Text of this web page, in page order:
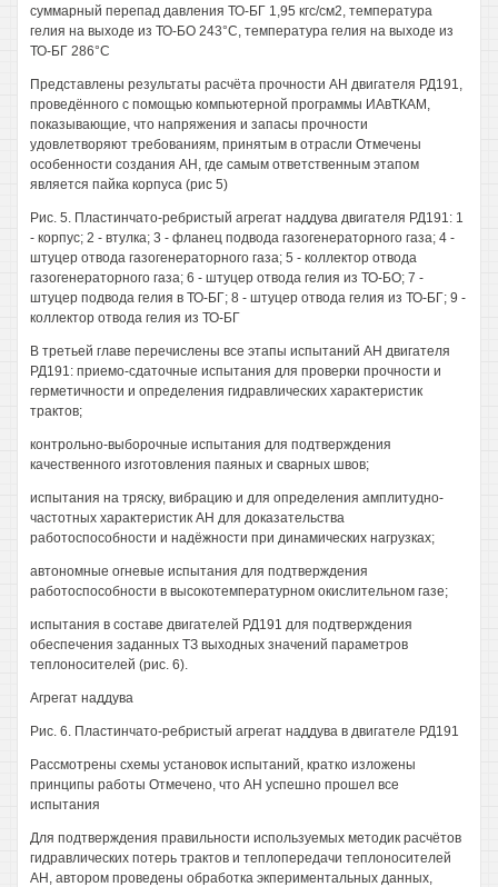
суммарный перепад давления ТО-БГ 1,95 кгс/см2, температура
гелия на выходе из ТО-БО 243°С, температура гелия на выходе из
ТО-БГ 286°С
Представлены результаты расчёта прочности АН двигателя РД191,
проведённого с помощью компьютерной программы ИАвТКАМ,
показывающие, что напряжения и запасы прочности
удовлетворяют требованиям, принятым в отрасли Отмечены
особенности создания АН, где самым ответственным этапом
является пайка корпуса (рис 5)
Рис. 5. Пластинчато-ребристый агрегат наддува двигателя РД191: 1
- корпус; 2 - втулка; 3 - фланец подвода газогенераторного газа; 4 -
штуцер отвода газогенераторного газа; 5 - коллектор отвода
газогенераторного газа; 6 - штуцер отвода гелия из ТО-БО; 7 -
штуцер подвода гелия в ТО-БГ; 8 - штуцер отвода гелия из ТО-БГ; 9 -
коллектор отвода гелия из ТО-БГ
В третьей главе перечислены все этапы испытаний АН двигателя
РД191: приемо-сдаточные испытания для проверки прочности и
герметичности и определения гидравлических характеристик
трактов;
контрольно-выборочные испытания для подтверждения
качественного изготовления паяных и сварных швов;
испытания на тряску, вибрацию и для определения амплитудно-
частотных характеристик АН для доказательства
работоспособности и надёжности при динамических нагрузках;
автономные огневые испытания для подтверждения
работоспособности в высокотемпературном окислительном газе;
испытания в составе двигателей РД191 для подтверждения
обеспечения заданных ТЗ выходных значений параметров
теплоносителей (рис. 6).
Агрегат наддува
Рис. 6. Пластинчато-ребристый агрегат наддува в двигателе РД191
Рассмотрены схемы установок испытаний, кратко изложены
принципы работы Отмечено, что АН успешно прошел все
испытания
Для подтверждения правильности используемых методик расчётов
гидравлических потерь трактов и теплопередачи теплоносителей
АН, автором проведены обработка экпериментальных данных,